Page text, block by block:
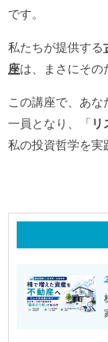
です。
私たちが提供する
座は、まさにその
この講座で、あな
一員となり、「 リ
私の投資哲学を実